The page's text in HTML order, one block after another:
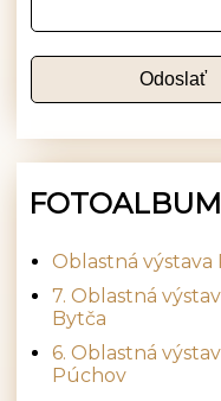
FOTOALBUM
Oblastná výstava
7. Oblastná
Bytča
6. Oblastná
Púchov